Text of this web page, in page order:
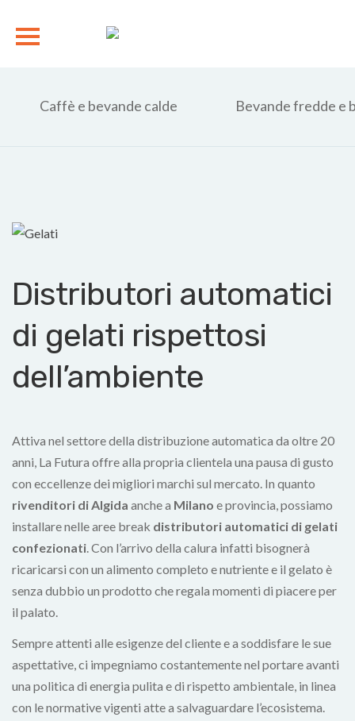
Caffè e bevande calde Bevande fredde e
Distributori automatici
di gelati rispettosi
dell’ambiente
Attiva nel settore della distribuzione automatica da oltre 20
anni, La Futura offre alla propria clientela una pausa di gusto
con eccellenze dei migliori marchi sul mercato. In quanto
rivenditori di Algida anche a Milano e provincia, possiamo
installare nelle aree break distributori automatici di gelati
confezionati. Con l’arrivo della calura infatti bisognerà
ricaricarsi con un alimento completo e nutriente e il gelato è
senza dubbio un prodotto che regala momenti di piacere per
il palato.
Sempre attenti alle esigenze del cliente e a soddisfare le sue
aspettative, ci impegniamo costantemente nel portare avanti
una politica di energia pulita e di rispetto ambientale, in linea
con le normative vigenti atte a salvaguardare l’ecosistema.